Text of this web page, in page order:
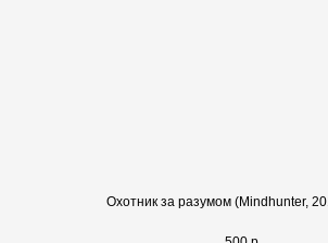
Охотник за разумом (Mindhunter,